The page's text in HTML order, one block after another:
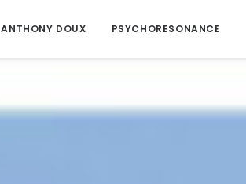
ANTHONY DOUX PSYCHORESONANCE